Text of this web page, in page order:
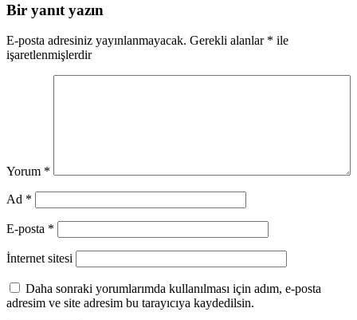
Bir yanıt yazın
E-posta adresiniz yayınlanmayacak. Gerekli alanlar * ile
işaretlenmişlerdir
Yorum *
Ad *
E-posta *
İnternet sitesi
Daha sonraki yorumlarımda kullanılması için adım, e-posta
adresim ve site adresim bu tarayıcıya kaydedilsin.